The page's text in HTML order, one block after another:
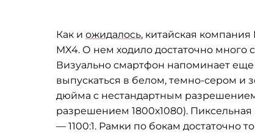
Как и ожидалось, китайская
MX4. О нем ходило достаточно много
Визуально смартфон напоминает
выпускаться в белом, темно-сером и
дюйма c нестандартным разрешением
разрешением 1800х1080). Пиксельная
— 1100:1. Рамки по бокам достаточно